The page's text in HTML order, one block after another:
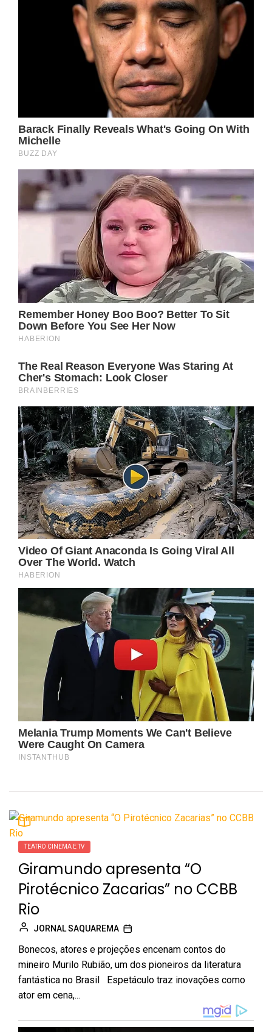
TEATRO CINEMA E TV
Giramundo apresenta “O
Pirotécnico Zacarias” no CCBB
Rio
JORNAL SAQUAREMA
Bonecos, atores e projeções encenam contos do
mineiro Murilo Rubião, um dos pioneiros da literatura
fantástica no Brasil Espetáculo traz inovações como
ator em cena,...